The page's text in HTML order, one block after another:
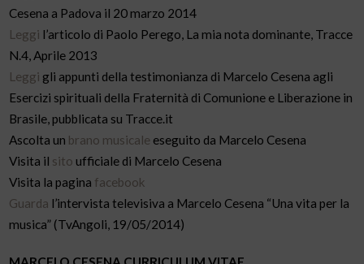
Cesena a Padova il 20 marzo 2014
Leggi l’articolo di Paolo Perego, La mia nota dominante, Tracce
N.4, Aprile 2013
Leggi gli appunti della testimonianza di Marcelo Cesena agli
Esercizi spirituali della Fraternità di Comunione e Liberazione in
Brasile, pubblicata su Tracce.it
Ascolta un brano musicale eseguito da Marcelo Cesena
Visita il sito ufficiale di Marcelo Cesena
Visita la pagina facebook
Guarda l’intervista televisiva a Marcelo Cesena “Una vita per la
musica” (TvAngoli, 19/05/2014)